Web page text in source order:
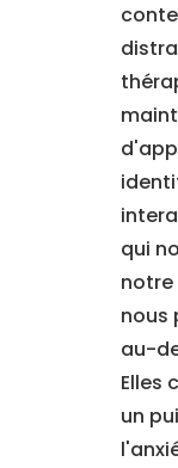
qui
nous
au-
Elles
un